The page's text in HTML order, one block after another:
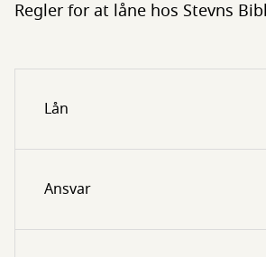
Regler for at låne hos Stevns
Lån
Ansvar